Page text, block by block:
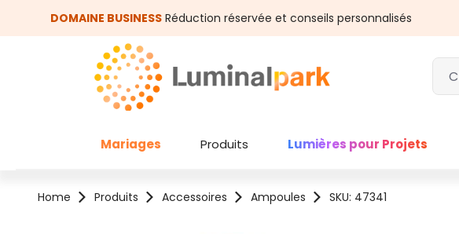
au contenu principal
Passer à la recherche
DOMAINE BUSINESS Réduction réservée et conseils personnalisés
Mariages Produits Lumières pour Projets
Home Produits Accessoires Ampoules SKU: 47341